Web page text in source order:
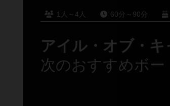
1人～4人 60分～90分
アイル・オブ・キ
次のおすすめボー